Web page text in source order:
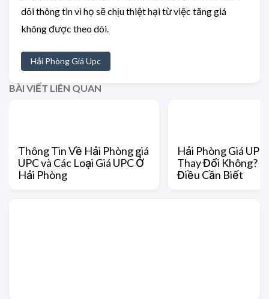
dõi thông tin vì họ sẽ chịu thiệt hại từ việc tăng giá
không được theo dõi.
Hải Phòng Giá Upc
BÀI VIẾT LIÊN QUAN
Thông Tin Về Hải Phòng giá
UPC và Các Loại Giá UPC Ở
Hải Phòng
Hải Phòng Giá
Thay Đổi Không?
Điều Cần Biết